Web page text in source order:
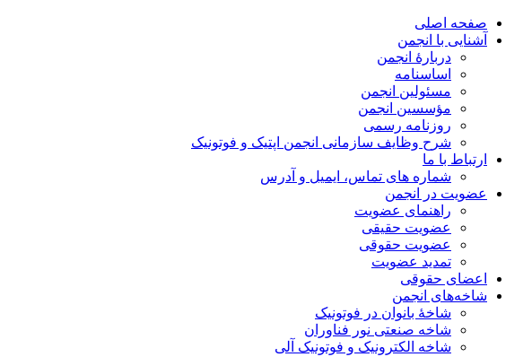
صفحه اصلی
آشنایی با انجمن
دربارۀ انجمن
اساسنامه
مسئولین انجمن
مؤسسین انجمن
روزنامه رسمی
شرح وظایف سازمانی انجمن اپتیک و فوتونیک
ارتباط با ما
شماره های تماس، ایمیل و آدرس
عضویت در انجمن
راهنمای عضویت
عضویت حقیقی
عضویت حقوقی
تمدید عضویت
اعضای حقوقی
شاخه‌های انجمن
شاخۀ بانوان در فوتونیک
شاخه صنعتی نور فناوران
شاخه‌ الکترونیک و فوتونیک آلی